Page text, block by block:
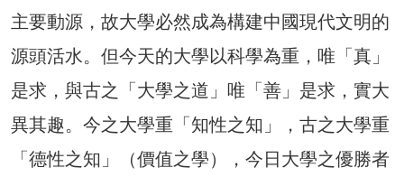
主要動源，故大學必然成為構建中國現代文明的
源頭活水。但今天的大學以科學為重，唯「真」
是求，與古之「大學之道」唯「善」是求，實大
異其趣。今之大學重「知性之知」，古之大學重
「德性之知」（價值之學），今日大學之優勝者